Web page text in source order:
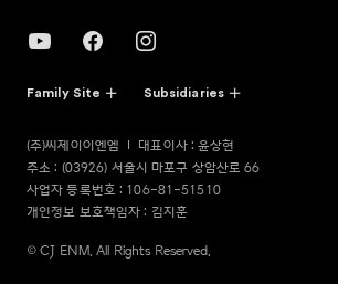
Family Site Subsidiaries
(주)씨제이이엔엠
대표이사 : 윤상현
주소 : (03926) 서울시 마포구 상암산로 66
사업자 등록번호 : 106-81-51510
개인정보 보호책임자 : 김지훈
© CJ ENM. All Rights Reserved.